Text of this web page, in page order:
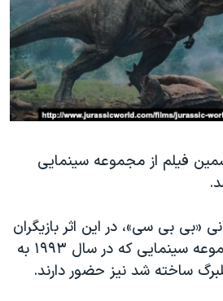
۲۰۲۴
اسرائیل
فیلم از مجموعه سینمایی
بی سی»، در این اثر بازیگران
نخستین فیلم این مجموعه سینمایی که در سال ۱۹۹۳ به
ساخته شد نیز حضور دارند.